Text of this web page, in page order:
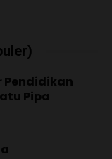
Pendidikan
Pipa